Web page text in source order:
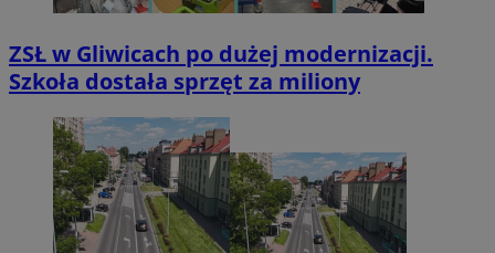
ZSŁ w Gliwicach po dużej modernizacji.
Szkoła dostała sprzęt za miliony